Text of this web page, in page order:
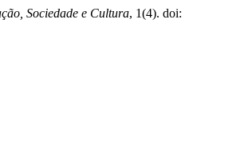
Sociedade e Cultura, 1(4). doi: